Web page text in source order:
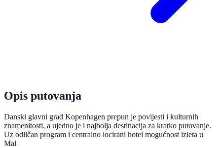
Opis putovanja
Danski glavni grad Kopenhagen prepun je povijesti i kulturnih
znamenitosti, a ujedno je i najbolja destinacija za kratko putovanje.
Uz odličan program i centralno locirani hotel mogućnost izleta u
Mal